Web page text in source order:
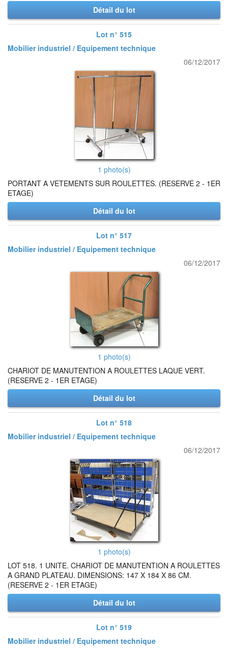
Détail du lot
Lot n° 515
Mobilier industriel / Equipement technique
06/12/2017
1 photo(s)
PORTANT A VETEMENTS SUR ROULETTES. (RESERVE 2 - 1ER
ETAGE)
Détail du lot
Lot n° 517
Mobilier industriel / Equipement technique
06/12/2017
1 photo(s)
CHARIOT DE MANUTENTION A ROULETTES LAQUE VERT.
(RESERVE 2 - 1ER ETAGE)
Détail du lot
Lot n° 518
Mobilier industriel / Equipement technique
06/12/2017
1 photo(s)
LOT 518. 1 UNITE. CHARIOT DE MANUTENTION A ROULETTES
A GRAND PLATEAU. DIMENSIONS: 147 X 184 X 86 CM.
(RESERVE 2 - 1ER ETAGE)
Détail du lot
Lot n° 519
Mobilier industriel / Equipement technique